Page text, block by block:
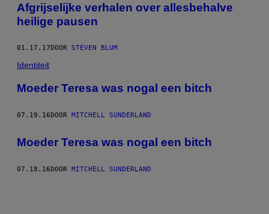
Afgrijselijke verhalen over allesbehalve
heilige pausen
01.17.17 DOOR STEVEN BLUM
Identiteit
Moeder Teresa was nogal een bitch
07.19.16DOOR MITCHELL SUNDERLAND
Moeder Teresa was nogal een bitch
07.18.16DOOR MITCHELL SUNDERLAND